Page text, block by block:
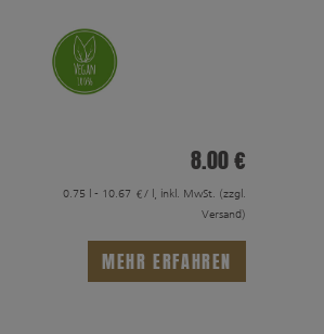
8.00 €
0.75 l - 10.67 €/ l, inkl. MwSt. (zzgl.
Versand)
MEHR ERFAHREN